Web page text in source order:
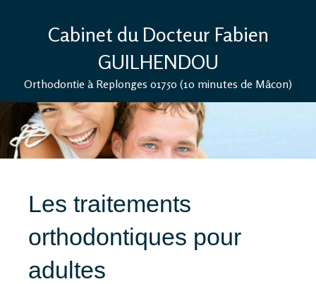
Cabinet du Docteur Fabien
GUILHENDOU
Orthodontie à Replonges 01750 (10 minutes de Mâcon)
Les traitements
orthodontiques pour
adultes